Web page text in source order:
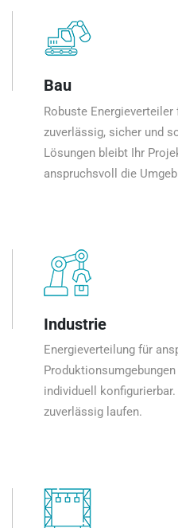
Bau
Robuste
zuverlässig, sicher und
Lösungen bleibt Ihr
anspruchsvoll die
Industrie
Energieverteilung für
individuell
zuverlässig laufen.